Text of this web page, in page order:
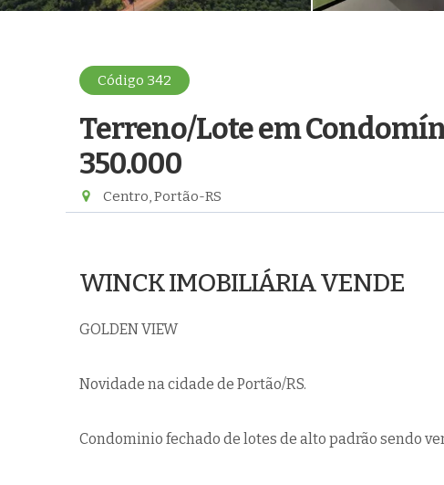
Código 342
Terreno/Lote em
350.000
Centro, Portão-RS
WINCK IMOBILIÁRIA VENDE
GOLDEN VIEW
Novidade na cidade de Portão/RS.
Condominio fechado de lotes de alto padrão sendo